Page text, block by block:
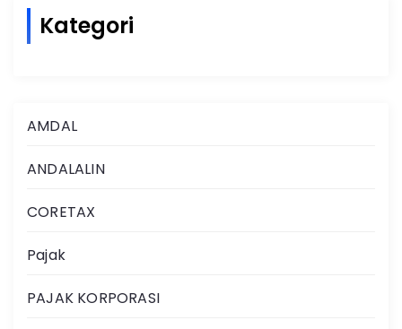
Kategori
AMDAL
ANDALALIN
CORETAX
Pajak
PAJAK KORPORASI